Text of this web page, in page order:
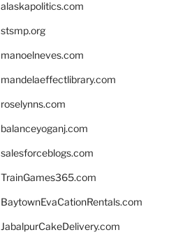
alaskapolitics.com
stsmp.org
manoelneves.com
mandelaeffectlibrary.com
roselynns.com
balanceyoganj.com
salesforceblogs.com
TrainGames365.com
BaytownEvaCationRentals.com
JabalpurCakeDelivery.com